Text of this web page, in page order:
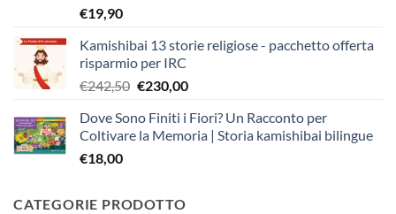
€19,90
Kamishibai 13 storie religiose - pacchetto offerta
risparmio per IRC
€242,50 Il
originale
era:
€230,00Il
attuale
è:
Dove Sono Finiti i Fiori? Un Racconto per
Coltivare la Memoria | Storia kamishibai bilingue
€18,00
CATEGORIE PRODOTTO